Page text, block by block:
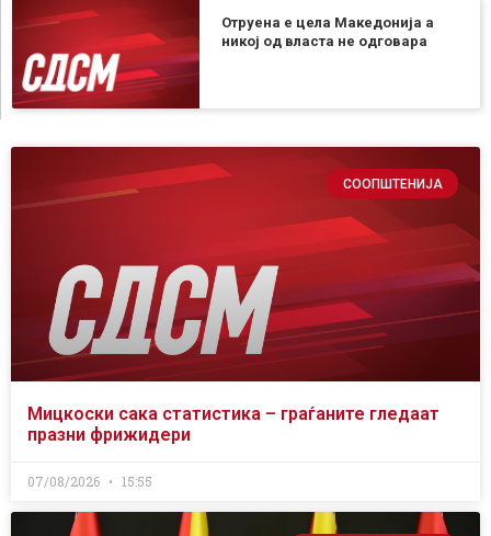
Отруена е цела Македонија а
никој од власта не одговара
СООПШТЕНИЈА
Мицкоски сака статистика – граѓаните гледаат
празни фрижидери
07/08/2026 15:55